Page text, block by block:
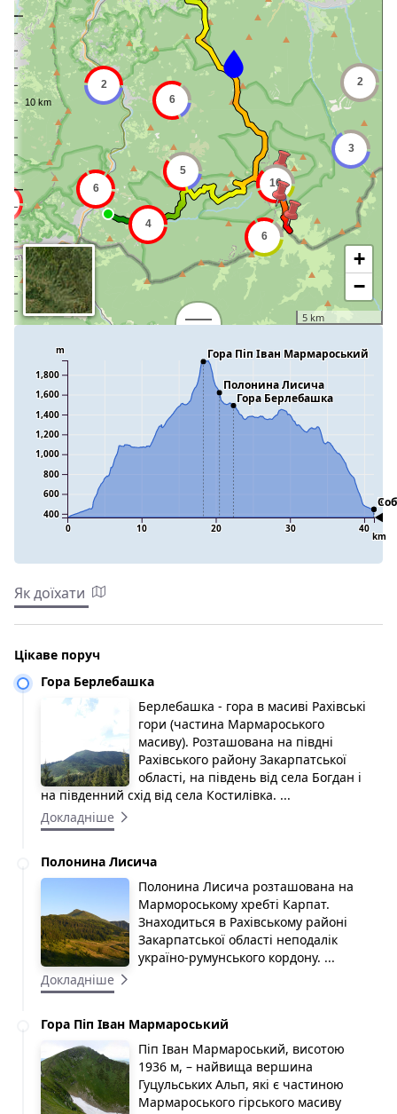
+
−
5 km
0 10 20 30 40
km
400
600
800
1,000
1,200
1,400
1,600
1,800
m
Гора Берлебашка
Полонина Лисича
Гора Піп Іван Мармароський
Як доїхати
Цікаве поруч
Гора Берлебашка
Берлебашка - гора в масиві Рахівські
гори (частина Мармароського
масиву). Розташована на півдні
Рахівського району Закарпатської
області, на південь від села Богдан і
на південний схід від села Костилівка. ...
Докладніше
Полонина Лисича
Полонина Лисича розташована на
Мармороському хребті Карпат.
Знаходиться в Рахівському районі
Закарпатської області неподалік
україно-румунського кордону. ...
Докладніше
Гора Піп Іван Мармароський
Піп Іван Мармароський, висотою
1936 м, – найвища вершина
Гуцульських Альп, які є частиною
Мармароського гірського масиву